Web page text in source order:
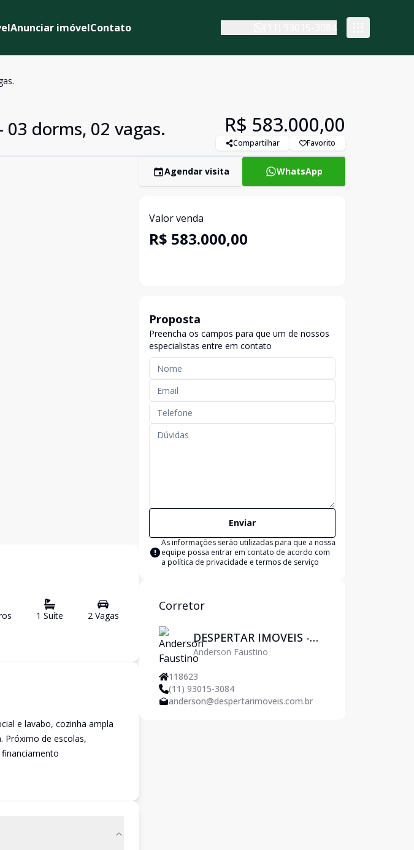
Anunciar imóvelContato
dorms, 02 vagas. R$ 583.000,00
Compartilhar Favorito
s 1 Suíte 2Vagas
e lavabo, cozinha ampla
Próximo de escolas,
Agendar visita WhatsApp
Valor venda
R$ 583.000,00
Proposta
Preencha os campos para que um de nossos
especialistas entre em contato
Enviar
As informações serão utilizadas para que a nossa
equipe possa entrar em contato de acordo com
a política de privacidade e termos de serviço
Corretor
DESPERTAR IMOVEIS -
Pirituba
Anderson Faustino
118623
(11) 93015-3084
anderson@despertarimoveis.com.br